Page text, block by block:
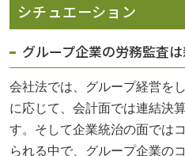
シチュエーション
グループ企業の労務監査
会社法では、グループ経営を
に応じて、会計面では連結決
す。そして企業統治の面では
られる中で、グループ企業の